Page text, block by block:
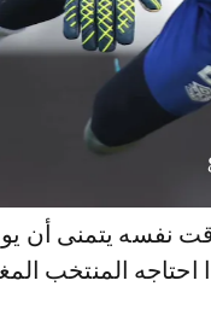
نفسه يتمنى أن
احتاجه المنتخب